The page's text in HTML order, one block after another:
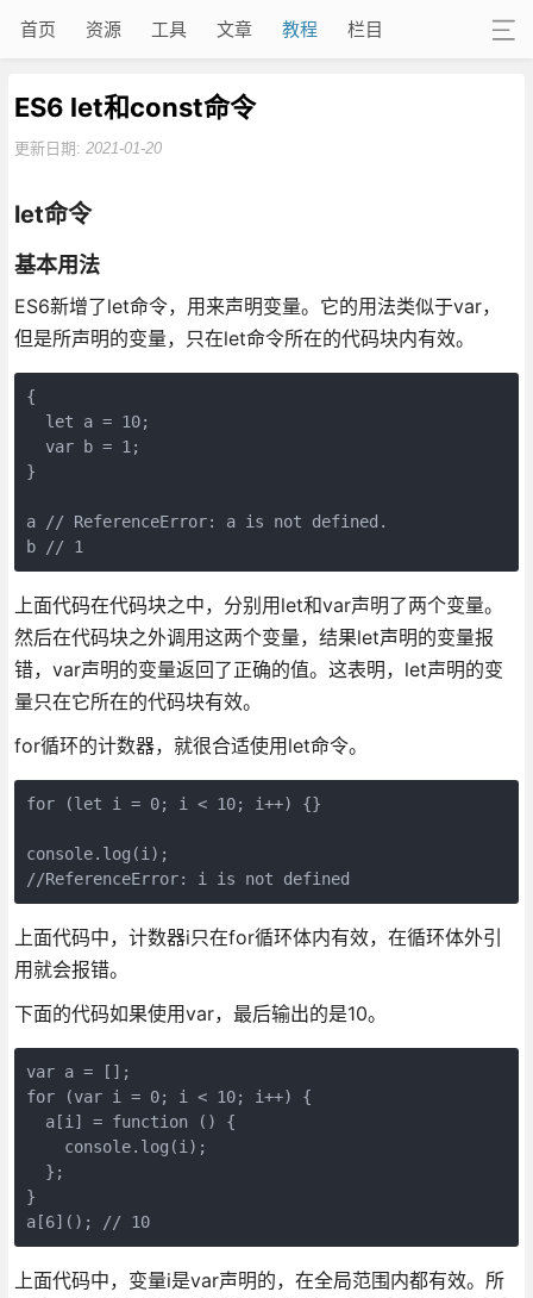
首页 资源 工具 文章 教程 栏目
ES6 let和const命令
更新日期: 2021-01-20
let命令
基本用法
ES6新增了let命令，用来声明变量。它的用法类似于var，
但是所声明的变量，只在let命令所在的代码块内有效。
{
  let a = 10;
  var b = 1;
}
a // ReferenceError: a is not defined.
上面代码在代码块之中，分别用let和var声明了两个变量。
然后在代码块之外调用这两个变量，结果let声明的变量报
错，var声明的变量返回了正确的值。这表明，let声明的变
量只在它所在的代码块有效。
for循环的计数器，就很合适使用let命令。
for (let i = 0; i < 10; i++) {}
console.log(i);
上面代码中，计数器i只在for循环体内有效，在循环体外引
用就会报错。
下面的代码如果使用var，最后输出的是10。
var a = [];
for (var i = 0; i < 10; i++) {
  a[i] = function () {
    console.log(i);
  };
}
a[6](); // 10
上面代码中，变量i是var声明的，在全局范围内都有效。所